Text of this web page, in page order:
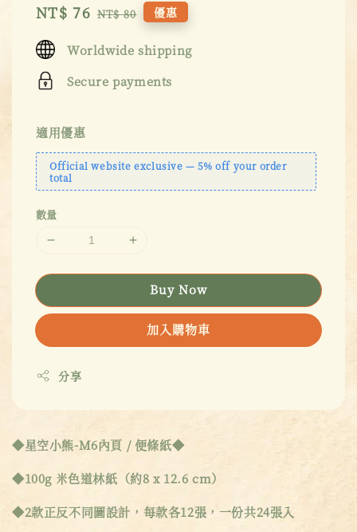
Sale
NT$ 76 Regular
NT$ 80 優惠
Worldwide shipping
Secure payments
適用優惠
Official website exclusive — 5% off your order
total
數量
Buy Now
加入購物車
分享
◆星空小熊-M6內頁 / 便條紙◆
◆100g 米色道林紙（約8 x 12.6 cm）
◆2款正反不同圖設計，每款各12張，一份共24張入